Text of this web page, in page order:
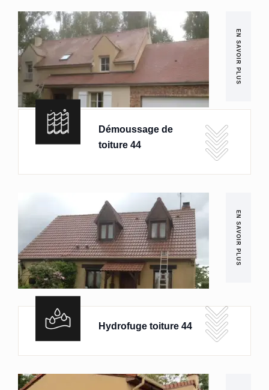
EN SAVOIR PLUS
Démoussage de
toiture 44
EN SAVOIR PLUS
Hydrofuge toiture 44